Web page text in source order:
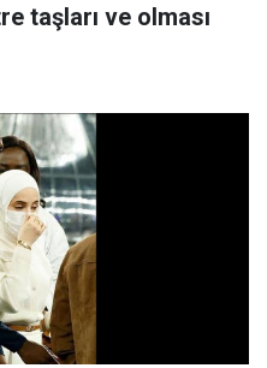
taşları ve olması